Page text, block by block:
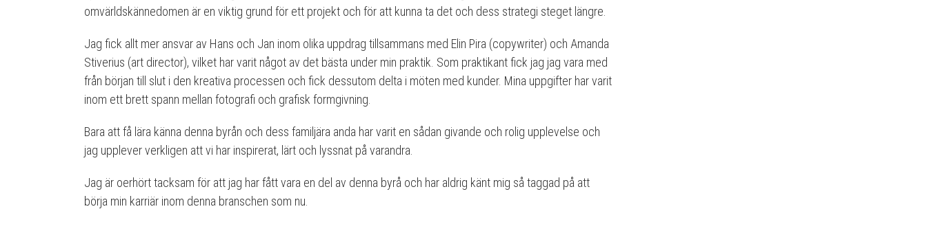
omvärldskännedomen är en viktig grund för ett projekt och för att kunna ta det och dess strategi steget längre.
Jag fick allt mer ansvar av Hans och Jan inom olika uppdrag tillsammans med Elin Pira (copywriter) och Amanda
Stiverius (art director), vilket har varit något av det bästa under min praktik. Som praktikant fick jag jag vara med
från början till slut i den kreativa processen och fick dessutom delta i möten med kunder. Mina uppgifter har varit
inom ett brett spann mellan fotografi och grafisk formgivning.
Bara att få lära känna denna byrån och dess familjära anda har varit en sådan givande och rolig upplevelse och
jag upplever verkligen att vi har inspirerat, lärt och lyssnat på varandra.
Jag är oerhört tacksam för att jag har fått vara en del av denna byrå och har aldrig känt mig så taggad på att
börja min karriär inom denna branschen som nu.